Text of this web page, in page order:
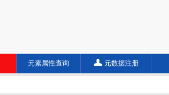
元素属性查询 元数据注册